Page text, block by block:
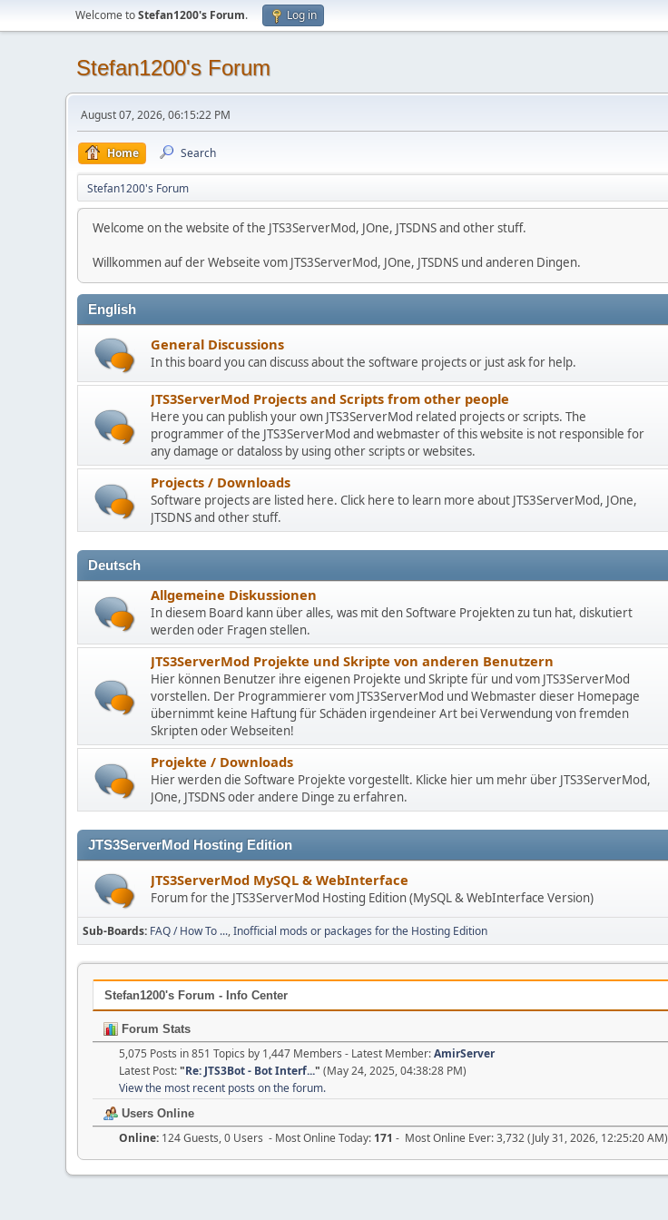
Welcome toStefan1200's Forum. Log in
Stefan1200's Forum
August 07, 2026, 06:15:22 PM
Home Search
Stefan1200's Forum
Welcome on the website of the JTS3ServerMod, JOne, JTSDNS and other stuff.
Willkommen auf der Webseite vom JTS3ServerMod, JOne, JTSDNS und anderen Dingen.
English
General Discussions
In this board you can discuss about the software projects or just ask for help.
JTS3ServerMod Projects and Scripts from other people
Here you can publish your own JTS3ServerMod related projects or scripts. The
programmer of the JTS3ServerMod and webmaster of this website is not responsible for
any damage or dataloss by using other scripts or websites.
Projects / Downloads
Software projects are listed here. Click here to learn more about JTS3ServerMod, JOne,
JTSDNS and other stuff.
Deutsch
Allgemeine Diskussionen
In diesem Board kann über alles, was mit den Software Projekten zu tun hat, diskutiert
werden oder Fragen stellen.
JTS3ServerMod Projekte und Skripte von anderen Benutzern
Hier können Benutzer ihre eigenen Projekte und Skripte für und vom JTS3ServerMod
vorstellen. Der Programmierer vom JTS3ServerMod und Webmaster dieser Homepage
übernimmt keine Haftung für Schäden irgendeiner Art bei Verwendung von fremden
Skripten oder Webseiten!
Projekte / Downloads
Hier werden die Software Projekte vorgestellt. Klicke hier um mehr über JTS3ServerMod,
JOne, JTSDNS oder andere Dinge zu erfahren.
JTS3ServerMod Hosting Edition
JTS3ServerMod MySQL & WebInterface
Forum for the JTS3ServerMod Hosting Edition (MySQL & WebInterface Version)
Sub-Boards FAQ / How To ... Inofficial mods or packages for the Hosting Edition
Stefan1200's Forum - Info Center
Forum Stats
5,075 Posts in 851 Topics by 1,447 Members - Latest Member:AmirServer
Latest Post:"Re: JTS3Bot - Bot Interf..." (May 24, 2025, 04:38:28 PM)
View the most recent posts on the forum.
Users Online
Online: 124 Guests, 0 Users - Most Online Today: 171 - Most Online Ever: 3,732 (July 31, 2026, 12:25:20 AM)